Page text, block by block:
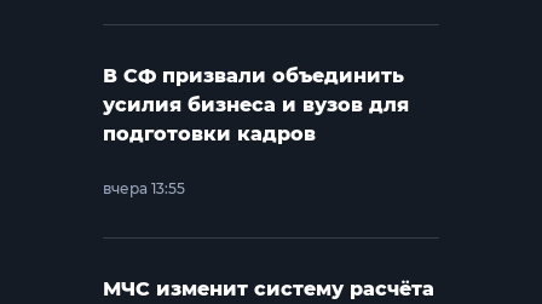
В СФ призвали объединить
усилия бизнеса и вузов для
подготовки кадров
вчера 13:55
МЧС изменит систему расчёта